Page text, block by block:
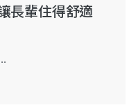
長輩住得舒適